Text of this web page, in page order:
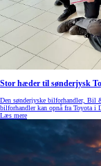
Stor hæder til sønderjysk
Den sønderjyske bilforhandler, Bil
bilforhandler kan opnå fra Toyota i
Læs mere